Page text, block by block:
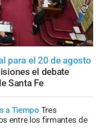
para el 20 de agosto
el debate
Santa Fe
a Tiempo Tres
entre los firmantes de